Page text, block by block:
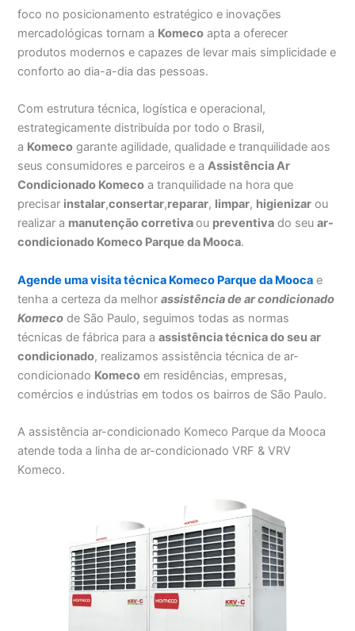
foco no posicionamento estratégico e inovações
mercadológicas tornam a Komeco apta a oferecer
produtos modernos e capazes de levar mais simplicidade e
conforto ao dia-a-dia das pessoas.
Com estrutura técnica, logística e operacional,
estrategicamente distribuída por todo o Brasil,
a Komeco garante agilidade, qualidade e tranquilidade aos
seus consumidores e parceiros e aAssistência Ar
Condicionado Komeco a tranquilidade na hora que
precisar instalar,consertar,reparar, limpar, higienizar ou
realizar a manutenção corretivaou preventiva do seuar-
condicionado Komeco Parque da Mooca.
Agende uma visita técnica Komeco Parque da Mooca e
tenha a certeza da melhorassistênciade ar condicionado
Komeco de São Paulo, seguimos todas as normas
técnicas de fábrica para aassistência técnica do seu ar
condicionado, realizamos assistência técnica de ar-
condicionado Komeco em residências, empresas,
comércios e indústrias em todos os bairros de São Paulo.
A assistência ar-condicionado Komeco Parque da Mooca
atende toda a linha de ar-condicionado VRF & VRV
Komeco.